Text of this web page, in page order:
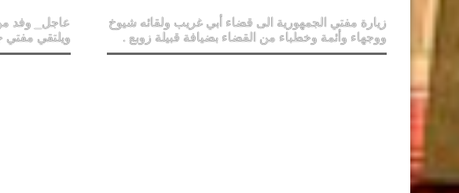
زيارة مفتي الجمهورية الى قضاء أبي غريب ولقائه شيوخ
ووجهاء وأئمة وخطباء من القضاء بضيافة قبيلة زوبع .
عاجل_ وفد من
ويلتقي مفتي